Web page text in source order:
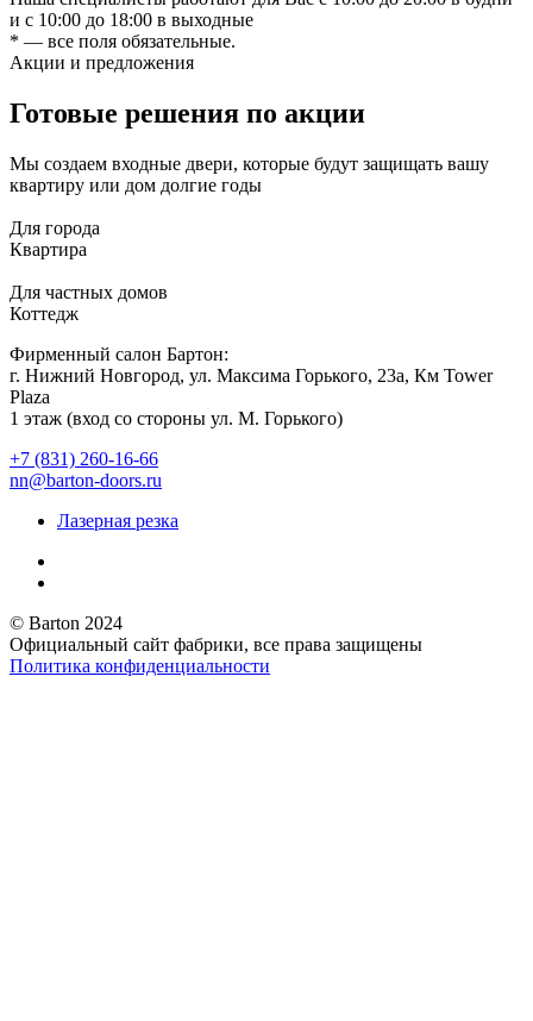
и с 10:00 до 18:00 в выходные
* — все поля обязательные.
Акции и предложения
Готовые решения по акции
Мы создаем входные двери, которые будут защищать вашу
квартиру или дом долгие годы
Для города
Квартира
Для частных домов
Коттедж
Фирменный салон Бартон:
г. Нижний Новгород, ул. Максима Горького, 23а, Км Tower
Plaza
1 этаж (вход со стороны ул. М. Горького)
+7 (831) 260-16-66
nn@barton-doors.ru
Лазерная резка
© Barton 2024
Официальный сайт фабрики, все права защищены
Политика конфиденциальности